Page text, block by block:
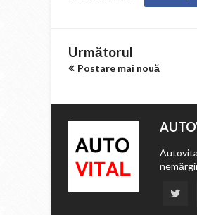
Următorul
Postare mai nouă